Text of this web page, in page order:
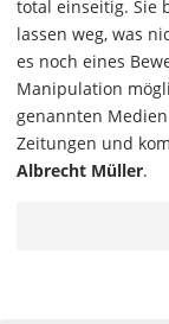
total einseitig. Sie
lassen weg, was
es noch eines
Manipulation
genannten
Zeitungen und
Albrecht Müller.